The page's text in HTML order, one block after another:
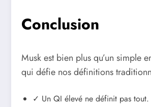
Conclusion
Musk est bien plus qu’un simple
qui défie nos définitions
✓ Un QI élevé ne définit pas tout.